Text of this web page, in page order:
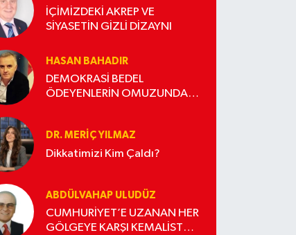
İÇİMİZDEKİ AKREP VE
SİYASETİN GİZLİ DİZAYNI
HASAN BAHADIR
DEMOKRASİ BEDEL
ÖDEYENLERİN OMUZUNDA
DR. MERIÇ YILMAZ
Dikkatimizi Kim Çaldı?
ABDÜLVAHAP ULUDÜZ
CUMHURİYET’E UZANAN HER
GÖLGEYE KARŞI KEMALİST